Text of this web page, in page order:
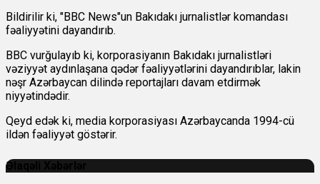
Bildirilir ki, "BBC News"un Bakıdakı jurnalistlər komandası
fəaliyyətini dayandırıb.
BBC vurğulayıb ki, korporasiyanın Bakıdakı jurnalistləri
vəziyyət aydınlaşana qədər fəaliyyətlərini dayandırıblar, lakin
nəşr Azərbaycan dilində reportajları davam etdirmək
niyyətindədir.
Qeyd edək ki, media korporasiyası Azərbaycanda 1994-cü
ildən fəaliyyət göstərir.
Əlaqəli Xəbərlər